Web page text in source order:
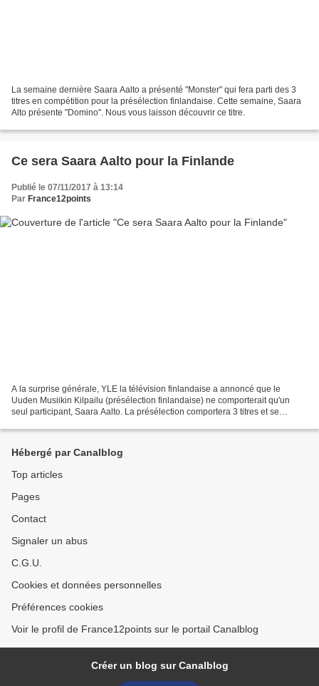
La semaine dernière Saara Aalto a présenté "Monster" qui fera parti des 3
titres en compétition pour la présélection finlandaise. Cette semaine, Saara
Alto présente "Domino". Nous vous laisson découvrir ce titre.
Ce sera Saara Aalto pour la Finlande
Publié le 07/11/2017 à 13:14
Par France12points
A la surprise générale, YLE la télévision finlandaise a annoncé que le
Uuden Musiikin Kilpailu (présélection finlandaise) ne comporterait qu'un
seul participant, Saara Aalto. La présélection comportera 3 titres et se
Hébergé par Canalblog
Top articles
Pages
Contact
Signaler un abus
C.G.U.
Cookies et données personnelles
Préférences cookies
Voir le profil de France12points sur le portail Canalblog
Créer un blog sur Canalblog